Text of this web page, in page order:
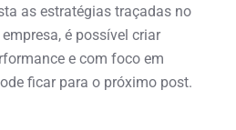
as estratégias traçadas no
é possível criar
e com foco em
ficar para o próximo post.